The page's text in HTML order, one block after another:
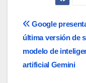
de
entradas
Google
última versión de
modelo de
artificial Gemini